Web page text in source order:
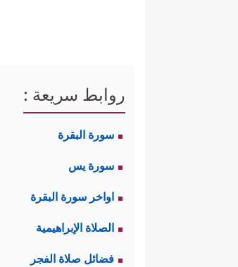
روابط سريعة :
سورة البقرة
سورة يس
اواخر سورة البقرة
الصلاة الإبراهيمية
فضائل صلاة الفجر